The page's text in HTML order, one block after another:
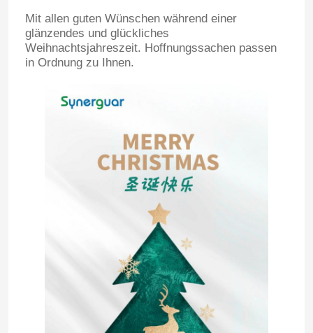
Mit allen guten Wünschen während einer
glänzendes und glückliches
Weihnachtsjahreszeit. Hoffnungssachen passen
in Ordnung zu Ihnen.